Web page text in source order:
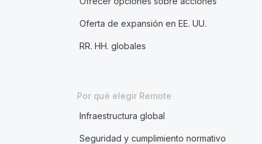
Oferta de expansión en EE. UU.
RR. HH. globales
Por qué elegir Remote
Infraestructura global
Seguridad y cumplimiento normativo